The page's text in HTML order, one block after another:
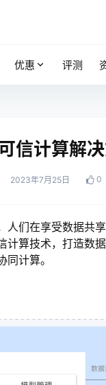
优惠 评测
信计算解
2023年7月25日 0
们在享受数据共
计算技术，打造数
计算。